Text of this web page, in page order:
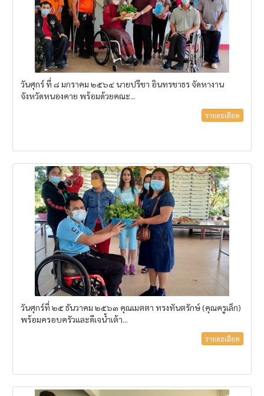
วันศุกร์ ที่ ๘ มกราคม ๒๕๖๔ นายปรีชา อินทรชาธร จัดหางาน
จังหวัดหนองคาย พร้อมด้วยคณะ...
รายละเอียด
วันศุกร์ที่ ๒๕ ธันวาคม ๒๕๖๓ คุณเมตตา ทรงทันตรักษ์ (คุณครูเล็ก)
พร้อมครอบครัวและดีเจน้ำเต้า...
รายละเอียด